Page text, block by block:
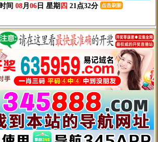
的，晚上还要记得做好修复工作。晚上回
面膜敷脸，以便让肌肤补充充足的水分，随
修复霜，才能让肌肤得到更好的保护哦！